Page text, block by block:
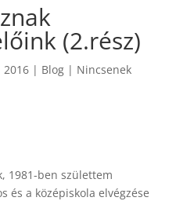
(2.rész)
2016| Blog| Nincsenek
1981-ben születtem
és a középiskola elvégzése